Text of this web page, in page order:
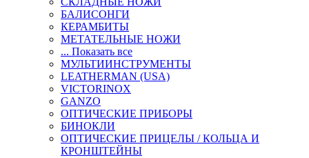
БАЛИСОНГИ
КЕРАМБИТЫ
МЕТАТЕЛЬНЫЕ НОЖИ
... Показать все
МУЛЬТИИНСТРУМЕНТЫ
LEATHERMAN (USA)
VICTORINOX
GANZO
ОПТИЧЕСКИЕ ПРИБОРЫ
БИНОКЛИ
ОПТИЧЕСКИЕ ПРИЦЕЛЫ / КОЛЬЦА И
КРОНШТЕЙНЫ